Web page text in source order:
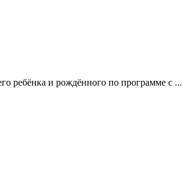
ребёнка и рождённого по программе с ...